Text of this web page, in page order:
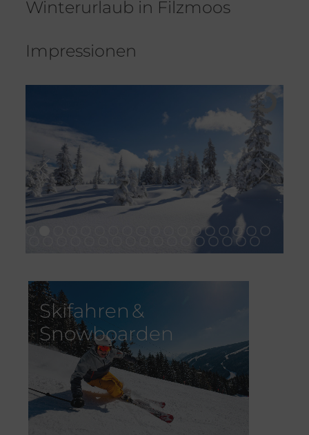
Winterurlaub in Filzmoos
Impressionen
Skifahren &
Snowboarden